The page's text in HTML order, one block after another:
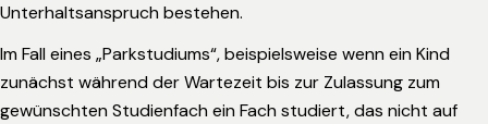
Unterhaltsanspruch bestehen.
Im Fall eines „Parkstudiums“, beispielsweise wenn ein Kind
zunächst während der Wartezeit bis zur Zulassung zum
gewünschten Studienfach ein Fach studiert, das nicht auf